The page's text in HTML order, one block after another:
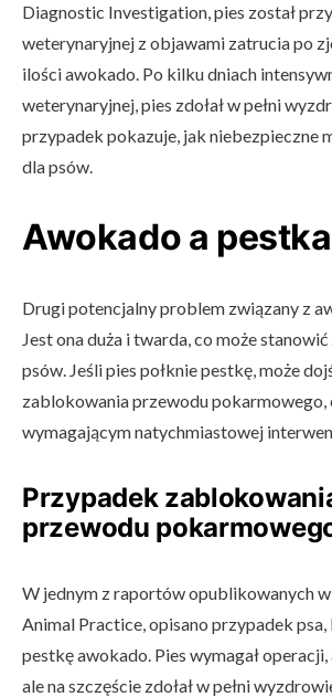
Diagnostic Investigation, pies został
weterynaryjnej z objawami zatrucia po
ilości awokado. Po kilku dniach
weterynaryjnej, pies zdołał w pełni
przypadek pokazuje, jak niebezpieczne
dla psów.
Awokado a pestka
Drugi potencjalny problem związany z
Jest ona duża i twarda, co może
psów. Jeśli pies połknie pestkę, może
zablokowania przewodu pokarmowego,
wymagającym natychmiastowej
Przypadek
przewodu
W jednym z raportów opublikowanych
Animal Practice, opisano przypadek psa,
pestkę awokado. Pies wymagał operacji,
ale na szczęście zdołał w pełni